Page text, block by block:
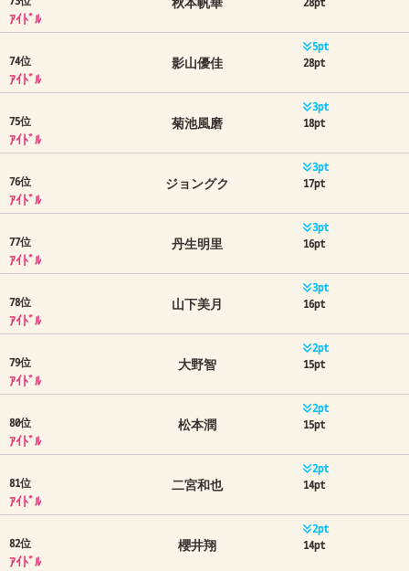
ｱｲﾄﾞﾙ
74位
ｱｲﾄﾞﾙ
影山優佳
5pt
28pt
75位
ｱｲﾄﾞﾙ
菊池風磨
3pt
18pt
76位
ｱｲﾄﾞﾙ
ジョングク
3pt
17pt
77位
ｱｲﾄﾞﾙ
丹生明里
3pt
16pt
78位
ｱｲﾄﾞﾙ
山下美月
3pt
16pt
79位
ｱｲﾄﾞﾙ
大野智
2pt
15pt
80位
ｱｲﾄﾞﾙ
松本潤
2pt
15pt
81位
ｱｲﾄﾞﾙ
二宮和也
2pt
14pt
82位
ｱｲﾄﾞﾙ
櫻井翔
2pt
14pt